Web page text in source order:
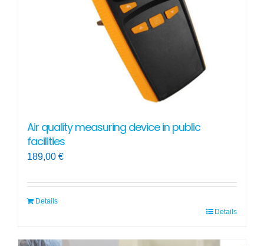
Air quality measuring device in public
facilities
189,00 €
Details
Details